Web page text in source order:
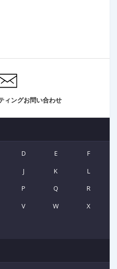
ィングお問い合わせ
D E
F
J K
L
P Q
R
V W
X